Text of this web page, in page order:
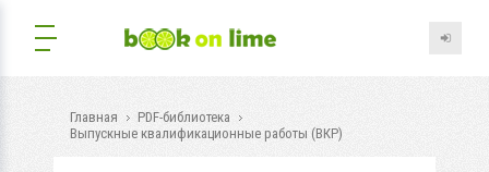
Главная
PDF-библиотека
Выпускные квалификационные работы (ВКР)